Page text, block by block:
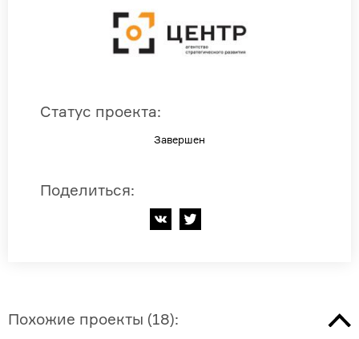
Статус проекта:
Завершен
Поделиться:
Похожие проекты (18):